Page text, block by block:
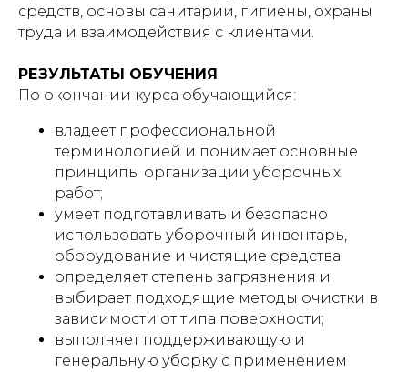
средств, основы санитарии, гигиены, охраны
труда и взаимодействия с клиентами.
РЕЗУЛЬТАТЫ ОБУЧЕНИЯ
По окончании курса обучающийся:
владеет профессиональной
терминологией и понимает основные
принципы организации уборочных
работ;
умеет подготавливать и безопасно
использовать уборочный инвентарь,
оборудование и чистящие средства;
определяет степень загрязнения и
выбирает подходящие методы очистки в
зависимости от типа поверхности;
выполняет поддерживающую и
генеральную уборку с применением